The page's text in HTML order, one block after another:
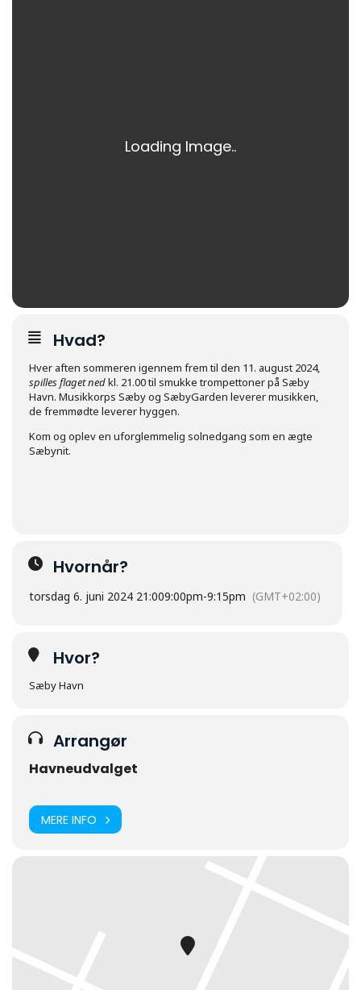
Hvad?
Hver aften sommeren igennem frem til den 11. august 2024,
spilles flaget nedkl. 21.00 til smukke trompettoner på Sæby
Havn. Musikkorps Sæby og SæbyGarden leverer musikken,
de fremmødte leverer hyggen.
Kom og oplev en uforglemmelig solnedgang som en ægte
Sæbynit.
Hvornår?
torsdag 6. juni 2024 21:009:00pm-9:15pm (GMT+02:00)
Hvor?
Sæby Havn
Arrangør
Havneudvalget
MERE INFO